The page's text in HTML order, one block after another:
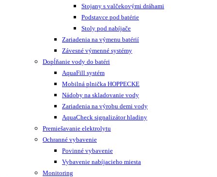
Stojany s valčekovými dráhami
Podstavce pod batérie
Stoly pod nabíjače
Zariadenia na výmenu batérií
Závesné výmenné systémy
Dopĺňanie vody do batéri
AquaFill systém
Mobilná plnička HOPPECKE
Nádoby na skladovanie vody
Zariadenia na výrobu demi vody
AquaCheck signalizátor hladiny
Premiešavanie elektrolytu
Ochranné vybavenie
Povinné vybavenie
Vybavenie nabíjacieho miesta
Monitoring